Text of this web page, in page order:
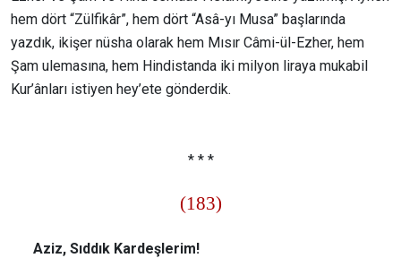
hem dört “Zülfikâr”, hem dört “Asâ-yı Musa” başlarında
yazdık, ikişer nüsha olarak hem Mısır Câmi-ül-Ezher, hem
Şam ulemasına, hem Hindistanda iki milyon liraya mukabil
Kur’ânları istiyen hey’ete gönderdik.
* * *
(183)
Aziz, Sıddık Kardeşlerim!